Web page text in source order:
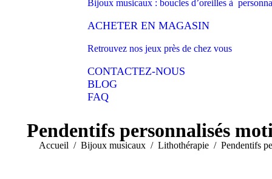
Bijoux musicaux : boucles d’oreilles à
ACHETER EN MAGASIN
Retrouvez nos jeux près de chez vous
CONTACTEZ-NOUS
BLOG
FAQ
Pendentifs personnalisés
Vous êtes ici :
Accueil Bijoux musicaux Lithothérapie Pendentifs